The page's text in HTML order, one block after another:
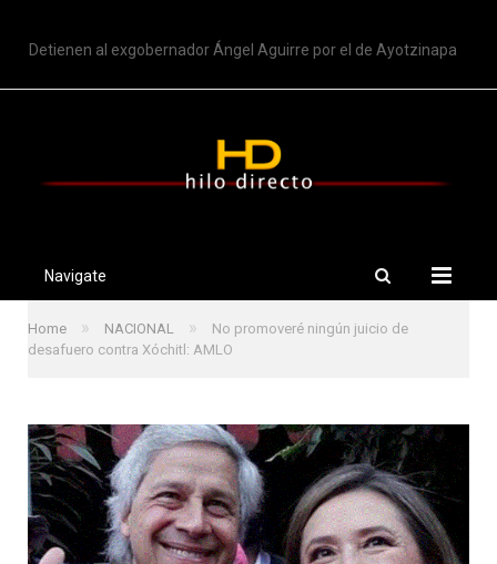
Detienen al exgobernador Ángel Aguirre por el de Ayotzinapa
Navigate
Home » NACIONAL »
No promoveré ningún juicio de
desafuero contra Xóchitl: AMLO